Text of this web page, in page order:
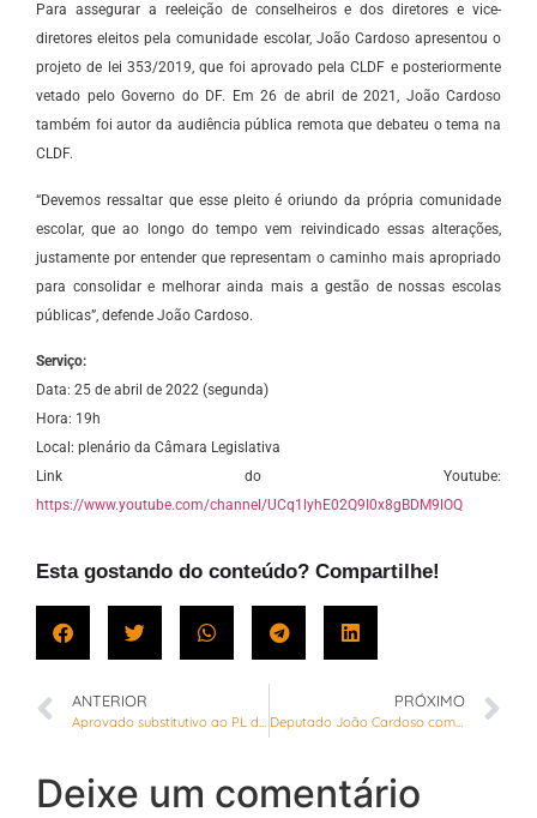
Para assegurar a reeleição de conselheiros e dos diretores e vice-
diretores eleitos pela comunidade escolar, João Cardoso apresentou o
projeto de lei 353/2019, que foi aprovado pela CLDF e posteriormente
vetado pelo Governo do DF. Em 26 de abril de 2021, João Cardoso
também foi autor da audiência pública remota que debateu o tema na
CLDF.
“Devemos ressaltar que esse pleito é oriundo da própria comunidade
escolar, que ao longo do tempo vem reivindicado essas alterações,
justamente por entender que representam o caminho mais apropriado
para consolidar e melhorar ainda mais a gestão de nossas escolas
públicas”, defende João Cardoso.
Serviço:
Data: 25 de abril de 2022 (segunda)
Hora: 19h
Local: plenário da Câmara Legislativa
Link do Youtube:
https://www.youtube.com/channel/UCq1lyhE02Q9I0x8gBDM9lOQ
Esta gostando do conteúdo? Compartilhe!
ANTERIOR PRÓXIMO
Deputado João Cardoso comemora escrituras de 223 igrejas e entidades assistenciais
Deixe um comentário